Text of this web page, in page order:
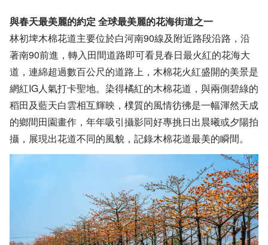
與春天最美麗的約定 全球最美麗的花海街道之一
林初埤木棉花道主要位於白河南90線及附近路段沿路，沿
著南90前進，轉入田間道路即可看見春日最火紅的花海大
道，連綿超過數百公尺的道路上，木棉花火紅盛開的美景是
網紅IG人氣打卡聖地。染得橘紅的木棉花道，與兩側碧綠的
稻田及藍天白雲相互輝映，樸質的風情彷彿是一幅渾然天成
的鄉間田園畫作，年年吸引攝影同好專挑日出晨曦或夕陽拍
攝，展現出花道不同的風貌，記錄木棉花道最美的瞬間。